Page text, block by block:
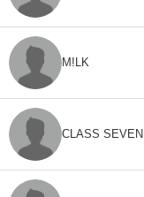
M!LK
CLASS SEVEN